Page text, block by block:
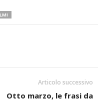
Articolo successivo
Otto marzo, le frasi da